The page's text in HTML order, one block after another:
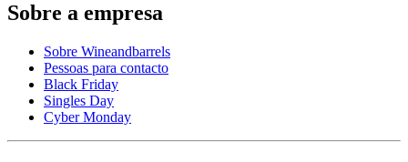
Sobre a empresa
Sobre Wineandbarrels
Pessoas para contacto
Black Friday
Singles Day
Cyber Monday